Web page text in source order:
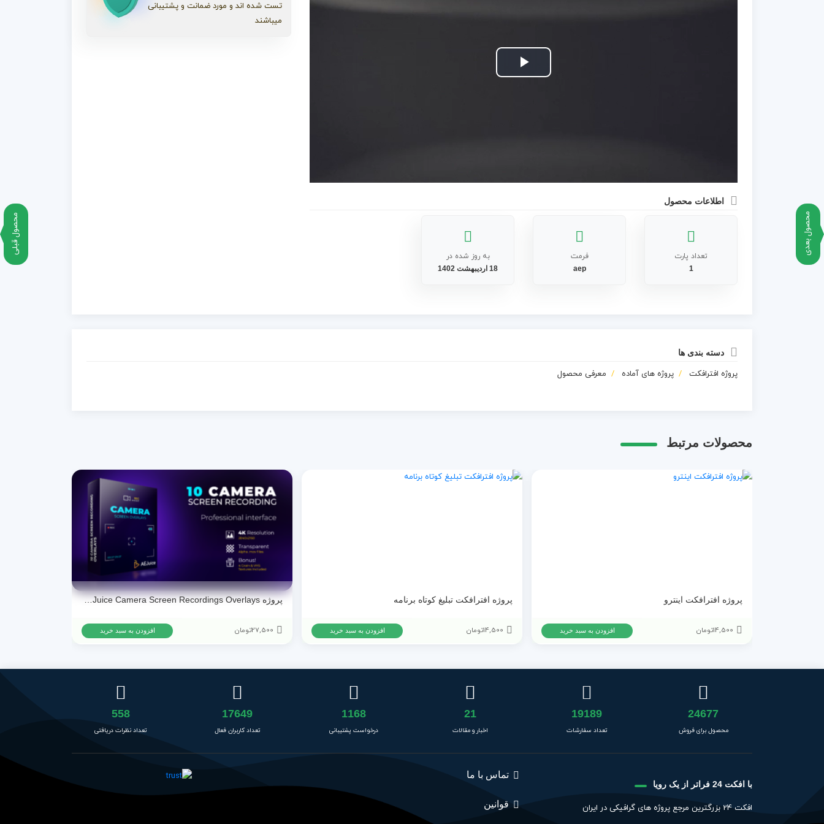
محصول قبلی محصول بعدی
Play
اطلاعات محصول
تعداد پارت
1
فرمت
aep
به روز شده در
18 اردیبهشت 1402
تست شده اند و مورد ضمانت و پشتیبانی
میباشند
دسته بندی ها
پروژه افترافکت پروژه های آماده معرفی محصول
محصولات مرتبط
پروژه افترافکت اینترو
14,500تومان افزودن به سبد خرید
پروژه افترافکت تبلیغ کوتاه برنامه
14,500تومان افزودن به سبد خرید
پروژه AEJuice Camera Screen Recordings Overlays برای پریمیر پرو و افترافکت
27,500تومان افزودن به سبد خرید
24677
محصول برای فروش
19189
تعداد سفارشات
21
اخبار و مقالات
1168
درخواست پشتیبانی
17649
تعداد کاربران فعال
558
تعداد نظرات دریافتی
با افکت 24 فراتر از یک رویا
افکت 24 بزرگترین مرجع پروژه های گرافیکی در ایران
تماس با ما
قوانین